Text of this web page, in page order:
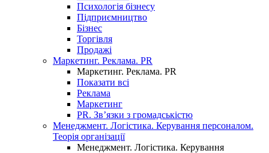
Психологія бізнесу
Підприємництво
Бізнес
Торгівля
Продажі
Маркетинг. Реклама. PR
Маркетинг. Реклама. PR
Показати всі
Реклама
Маркетинг
PR. Зв’язки з громадськістю
Менеджмент. Логістика. Керування персоналом.
Теорія організації
Менеджмент. Логістика. Керування